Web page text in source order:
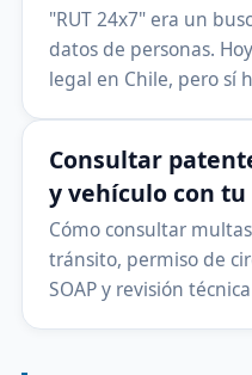
"RUT 24x7" era un
datos de personas.
legal en Chile, pero sí
Consultar
y vehículo con tu
Cómo consultar
tránsito, permiso de
SOAP y revisión